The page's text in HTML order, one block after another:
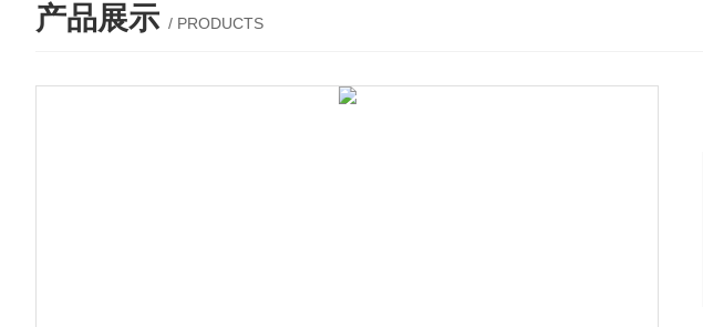
产品展示 / PRODUCTS